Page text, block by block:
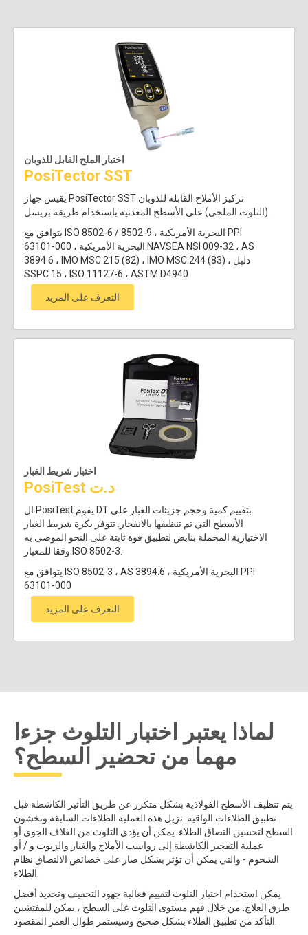
اختبار الملح القابل للذوبان
PosiTector SST
يقيس جهاز PosiTector SST تركيز الأملاح القابلة للذوبان
يتوافق مع ISO 8502-6 / 8502-9 ، البحرية الأمريكية PPI
63101-000 ، البحرية الأمريكية NAVSEA NSI 009-32 ، AS
3894.6 ، IMO MSC.215 (82) ، IMO MSC.244 (83) ، دليل
SSPC 15 ، ISO 11127-6 ، ASTM D4940
التعرف على المزيد
اختبار شريط الغبار
PosiTest د.ت
ال PosiTest يقوم DT بتقييم كمية وحجم جزيئات الغبار على
الأسطح التي تم تنظيفها بالانفجار. تتوفر بكرة شريط الغبار
الاختيارية المحملة بنابض لتطبيق قوة ثابتة على النحو الموصى به
وفقا للمعيار ISO 8502-3.
يتوافق مع ISO 8502-3 ، AS 3894.6 ، البحرية الأمريكية PPI
63101-000
التعرف على المزيد
لماذا يعتبر اختبار التلوث جزءا
مهما من تحضير السطح؟
يتم تنظيف الأسطح الفولاذية بشكل متكرر عن طريق التأثير الكاشطة قبل
تطبيق الطلاءات الواقية. تزيل هذه العملية الطلاءات السابقة وتخشون
السطح لتحسين التصاق الطلاء. يمكن أن يؤدي التلوث من الغلاف الجوي أو
عملية التفجير الكاشطة إلى رواسب الأملاح والغبار والزيوت و / أو
الشحوم - والتي يمكن أن تؤثر بشكل ضار على خصائص الالتصاق نظام
يمكن استخدام اختبار التلوث لتقييم فعالية جهود التخفيف وتحديد أفضل
طرق العلاج. من خلال فهم مستوى التلوث على السطح ، يمكن للمفتشين